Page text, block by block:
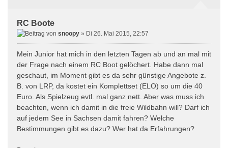
RC Boote
von snoopy » Di 26. Mai 2015, 22:57
Mein Junior hat mich in den letzten Tagen ab und an mal mit
der Frage nach einem RC Boot gelöchert. Habe dann mal
geschaut, im Moment gibt es da sehr günstige Angebote z.
B. von LRP, da kostet ein Komplettset (ELO) so um die 40
Euro. Als Spielzeug evtl. mal ganz nett. Aber was muss ich
beachten, wenn ich damit in die freie Wildbahn will? Darf ich
auf jedem See in Sachsen damit fahren? Welche
Bestimmungen gibt es dazu? Wer hat da Erfahrungen?